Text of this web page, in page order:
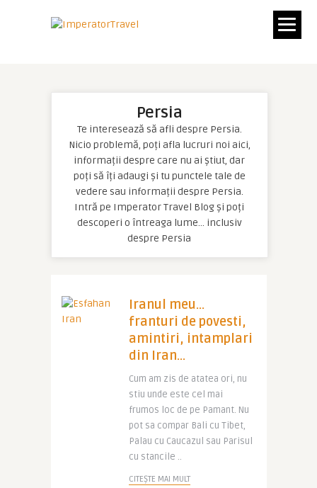
Persia
Te interesează să afli despre Persia.
Nicio problemă, poți afla lucruri noi aici,
informații despre care nu ai știut, dar
poți să îți adaugi și tu punctele tale de
vedere sau informații despre Persia.
Intră pe Imperator Travel Blog și poți
descoperi o întreaga lume… inclusiv
despre Persia
Iranul meu…
franturi de povesti,
amintiri, intamplari
din Iran…
Cum am zis de atatea ori, nu
stiu unde este cel mai
frumos loc de pe Pamant. Nu
pot sa compar Bali cu Tibet,
Palau cu Caucazul sau Parisul
cu stancile ..
CITEȘTE MAI MULT